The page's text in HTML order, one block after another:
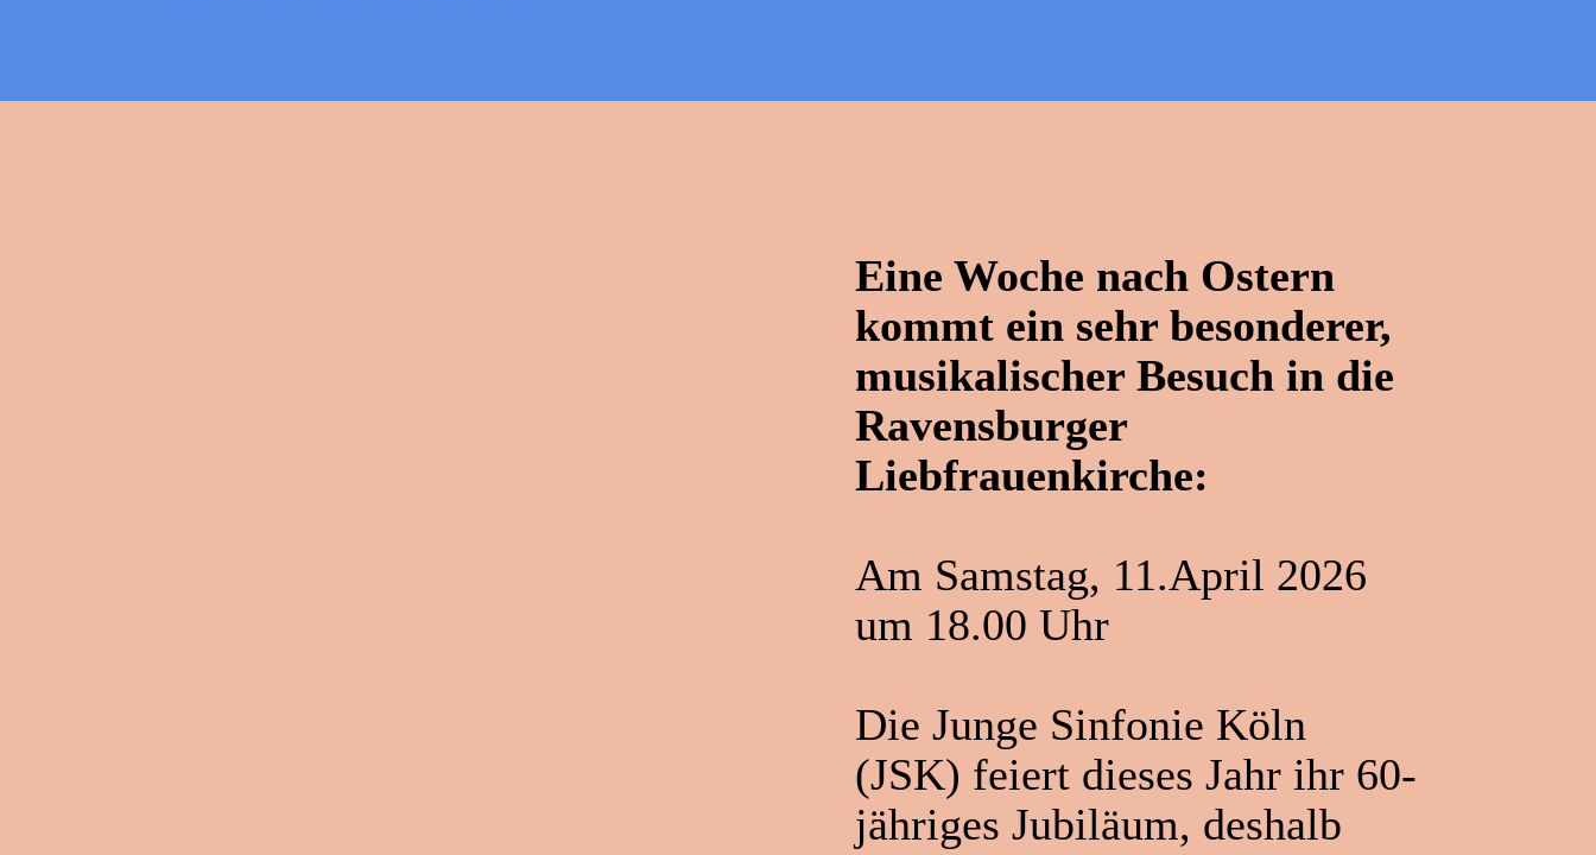
Eine Woche nach Ostern
kommt ein sehr besonderer,
musikalischer Besuch in die
Ravensburger
Liebfrauenkirche:
Am Samstag, 11.April 2026
um 18.00 Uhr
Die Junge Sinfonie Köln
(JSK) feiert dieses Jahr ihr 60-
jähriges Jubiläum, deshalb